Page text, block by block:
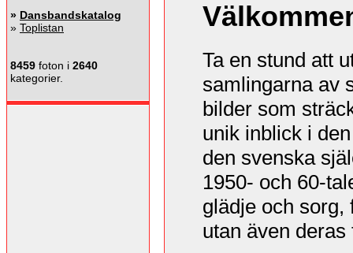
» Dansbandskatalog
» Toplistan
8459 foton i 2640
kategorier.
Ta en stund att
samlingarna av
bilder som
unik inblick i
den svenska
1950- och 60-
glädje och sorg,
utan även